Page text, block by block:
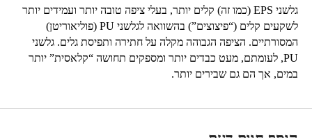
גלשני EPS(כמו זה) קלים יותר, בעלי ציפה טובה יותר ועמידים יותר
לשקעים קלים (“פיצוצים”) בהשוואה לגלשני PU(פוליאוריטן)
המסורתיים. הציפה הגבוהה מקלה על חתירה ותפיסת גלים. גלשני
PU, לעומתם, מעט כבדים יותר ומספקים תחושה “קלאסית” יותר
במים, אך הם גם שבירים יותר.